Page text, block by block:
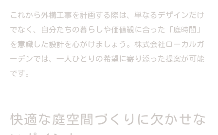
これから外構工事を計画する際は、単なるデザインだけ
でなく、自分たちの暮らしや価値観に合った「庭時間」
を意識した設計を心がけましょう。株式会社ローカルガ
ーデンでは、一人ひとりの希望に寄り添った提案が可能
です。
快適な庭空間づくりに欠かせな